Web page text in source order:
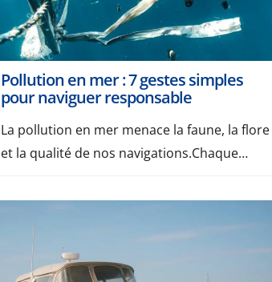
Pollution en mer : 7 gestes simples
pour naviguer responsable
La pollution en mer menace la faune, la flore
et la qualité de nos navigations.Chaque
environnement fragile.Découvrez 7 gestes
simples pour naviguer de façon plus
responsable et limiter votre impact.
Sommaire 1. Ne rien jeter à la mer Chaque